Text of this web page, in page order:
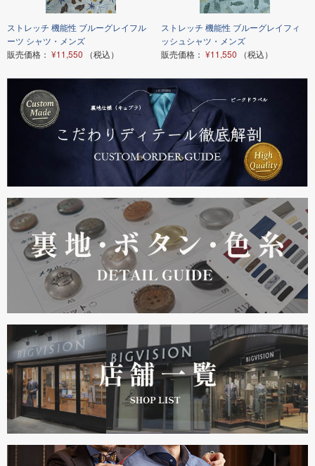
ストレッチ 機能性 ブルーグレイフル
ーツ シャツ・メンズ
販売価格： ¥11,550 （税込）
ストレッチ 機能性 ブルーグレイフィ
ッシュシャツ・メンズ
販売価格： ¥11,550 （税込）